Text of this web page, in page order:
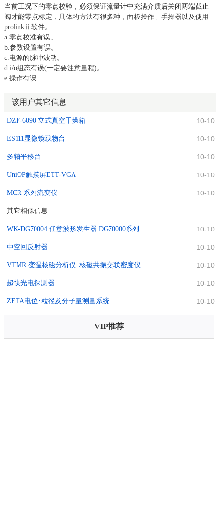
当前工况下的零点校验，必须保证流量计中充满介质后关闭两端截止
阀才能零点标定，具体的方法有很多种，面板操作、手操器以及使用
prolinkⅱ软件。
a.零点校准有误。
b.参数设置有误。
c.电源的脉冲波动。
d.i/o组态有误(一定要注意量程)。
e.操作有误
该用户其它信息
DZF-6090 立式真空干燥箱 10-10
ES111显微镜载物台 10-10
多轴平移台 10-10
UniOP触摸屏ETT-VGA 10-10
MCR 系列流变仪 10-10
其它相似信息
WK-DG70004 任意波形发生器 DG70000系列 10-10
中空回反射器 10-10
VTMR 变温核磁分析仪_核磁共振交联密度仪 10-10
超快光电探测器 10-10
ZETA电位･粒径及分子量测量系统 10-10
VIP推荐